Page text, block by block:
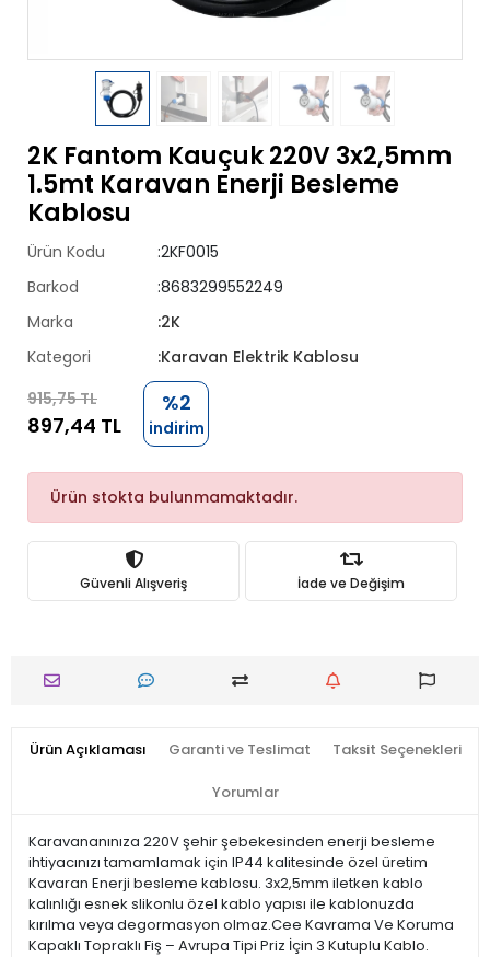
2K Fantom Kauçuk 220V 3x2,5mm
1.5mt Karavan Enerji Besleme
Kablosu
Ürün Kodu
:2KF0015
Barkod
:8683299552249
Marka
:2K
Kategori
:Karavan Elektrik Kablosu
915,75 TL
897,44 TL
%2
indirim
Ürün stokta bulunmamaktadır.
Güvenli Alışveriş İade ve Değişim
Ürün Açıklaması Garanti ve Teslimat Taksit Seçenekleri
Yorumlar
Karavananınıza 220V şehir şebekesinden enerji besleme
ihtiyacınızı tamamlamak için IP44 kalitesinde özel üretim
Kavaran Enerji besleme kablosu. 3x2,5mm iletken kablo
kalınlığı esnek slikonlu özel kablo yapısı ile kablonuzda
kırılma veya degormasyon olmaz.Cee Kavrama Ve Koruma
Kapaklı Topraklı Fiş – Avrupa Tipi Priz İçin 3 Kutuplu Kablo.